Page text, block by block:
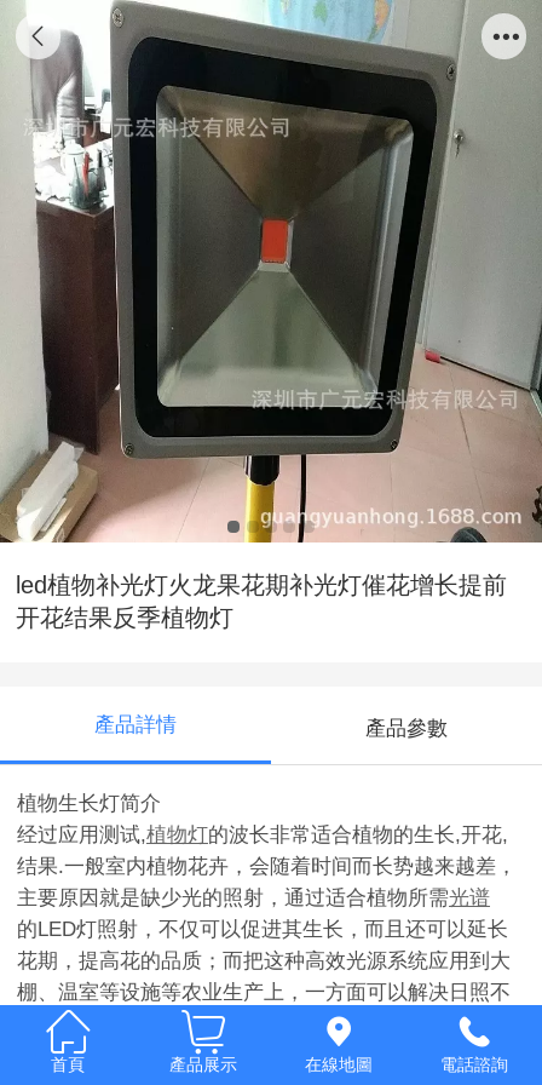
led植物补光灯火龙果花期补光灯催花增长提前
开花结果反季植物灯
產品詳情 產品參數
植物生长灯简介
经过应用测试,植物灯的波长非常适合植物的生长,开花,
结果.一般室内植物花卉，会随着时间而长势越来越差，
主要原因就是缺少光的照射，通过适合植物所需光谱
的LED灯照射，不仅可以促进其生长，而且还可以延长
花期，提高花的品质；而把这种高效光源系统应用到大
棚、温室等设施等农业生产上，一方面可以解决日照不
足导致番茄、黄瓜等大棚蔬菜口感下降的弊端，另一方
面还可以使冬季大棚茄果类蔬菜提前到春节前后上市，
首頁 產品展示 在線地圖 電話諮詢